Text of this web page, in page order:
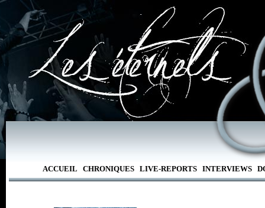
ACCUEIL CHRONIQUES LIVE-REPORTS INTERVIEWS